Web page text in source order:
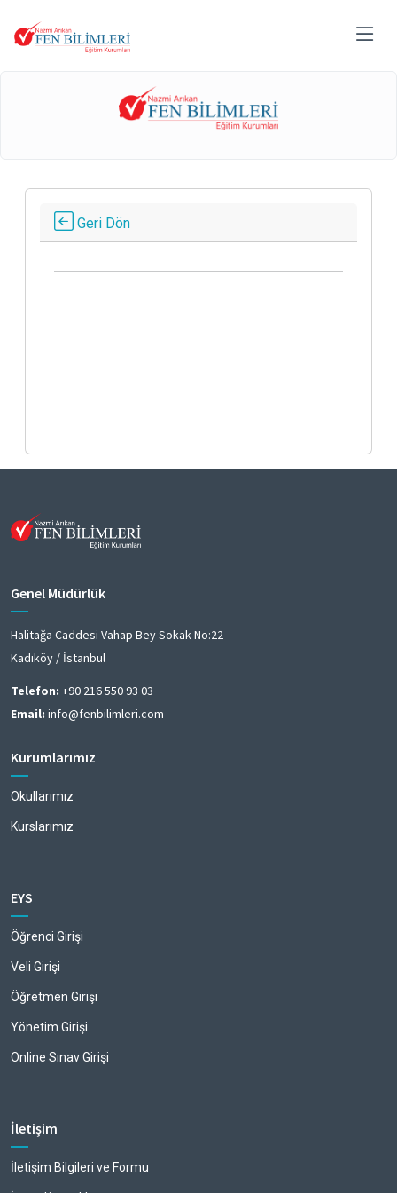
Geri Dön
Genel Müdürlük
Halitağa Caddesi Vahap Bey Sokak No:22
Kadıköy / İstanbul
Telefon: +90 216 550 93 03
Email: info@fenbilimleri.com
Kurumlarımız
Okullarımız
Kurslarımız
EYS
Öğrenci Girişi
Veli Girişi
Öğretmen Girişi
Yönetim Girişi
Online Sınav Girişi
İletişim
İletişim Bilgileri ve Formu